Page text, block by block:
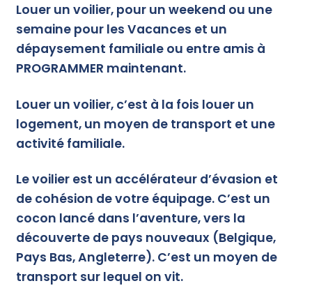
Louer un voilier, pour un weekend ou une
semaine pour les Vacances et un
dépaysement familiale ou entre amis à
PROGRAMMER maintenant.
Louer un voilier, c’est à la fois louer un
logement, un moyen de transport et une
activité familiale.
Le voilier est un accélérateur d’évasion et
de cohésion de votre équipage. C’est un
cocon lancé dans l’aventure, vers la
découverte de pays nouveaux (Belgique,
Pays Bas, Angleterre). C’est un moyen de
transport sur lequel on vit.